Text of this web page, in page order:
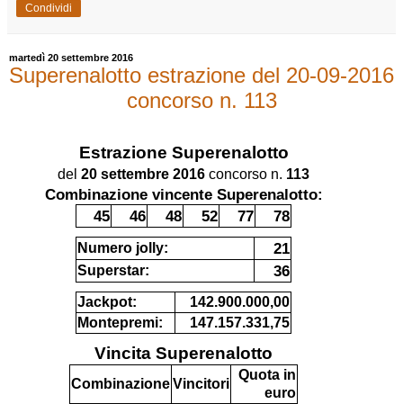
Condividi
martedì 20 settembre 2016
Superenalotto estrazione del 20-09-2016
concorso n. 113
Estrazione Superenalotto
del 20 settembre 2016 concorso n. 113
Combinazione vincente Superenalotto:
45
46 48 52 77 78
Numero jolly: 21
Superstar: 36
Jackpot:
142.900.000,00
Montepremi:
147.157.331,75
Vincita Superenalotto
CombinazioneVincitori
Quota in
euro